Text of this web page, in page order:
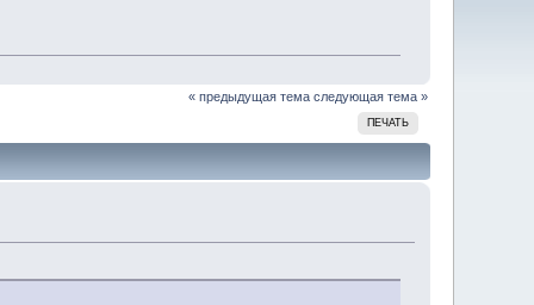
« предыдущая тема следующая тема »
ПЕЧАТЬ